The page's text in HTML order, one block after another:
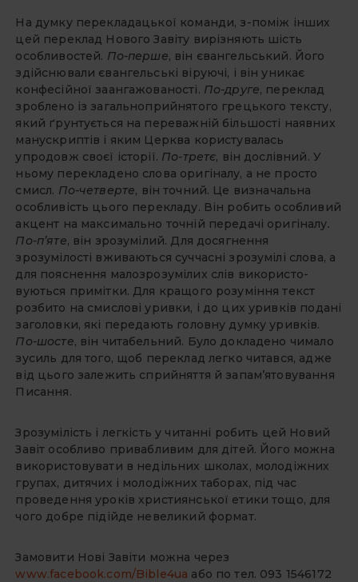
На думку перекладацької команди, з-поміж інших
цей переклад Нового Завіту вирізняють шість
особливостей. По-перше, він євангельський. Його
здійснювали євангельські віруючі, і він уникає
конфесійної заангажованості. По-друге, переклад
зроблено із загальноприйнятого грецького тексту,
який ґрунтується на переважній більшості наявних
манускриптів і яким Церква користувалась
упродовж своєї історії. По-третє, він дослівний. У
ньому перекладено слова оригіналу, а не просто
смисл. По-четверте, він точний. Це визначальна
особливість цього перекладу. Він робить особливий
акцент на максимально точній передачі оригіналу.
По-п’яте, він зрозумілий. Для досягнення
зрозумілості вживаються суччасні зрозумілі слова, а
для пояснення малозрозумілих слів використо­
вуються примітки. Для кращого розуміння текст
розбито на смислові уривки, і до цих уривків подані
заголовки, які передають головну думку уривків.
По-шосте, він читабельний. Було докладено чимало
зусиль для того, щоб переклад легко читався, адже
від цього залежить сприйняття й запам’ятовування
Писання.
Зрозумілість і легкість у читанні робить цей Новий
Завіт особливо привабливим для дітей. Його можна
використовувати в недільних школах, молодіжних
групах, дитячих і молодіжних таборах, під час
проведення уроків християнської етики тощо, для
чого добре підійде невеликий формат.
Замовити Нові Завіти можна через
www.facebook.com/Bible4ua або по тел. 093 1546172